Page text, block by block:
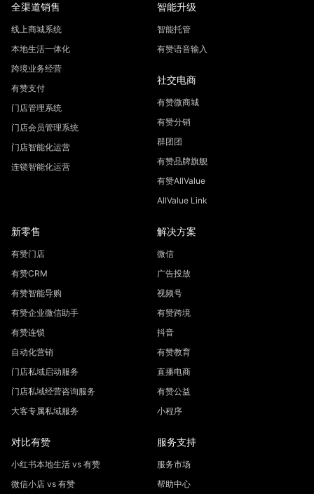
全渠道销售
线上商城系统
本地生活一体化
跨境业务经营
有赞支付
门店管理系统
门店会员管理系统
门店智能化运营
连锁智能化运营
智能升级
智能托管
有赞语音输入
社交电商
有赞微商城
有赞分销
群团团
有赞品牌旗舰
有赞AllValue
AllValue Link
新零售
有赞门店
有赞CRM
有赞智能导购
有赞企业微信助手
有赞连锁
自动化营销
门店私域启动服务
门店私域经营咨询服务
大客专属私域服务
解决方案
微信
广告投放
视频号
有赞跨境
抖音
有赞教育
直播电商
有赞公益
小程序
对比有赞
小红书本地生活 vs 有赞
微信小店 vs 有赞
服务支持
服务市场
帮助中心